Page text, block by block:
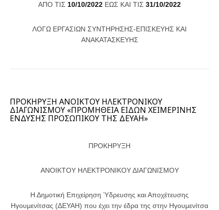
ΑΠΟ ΤΙΣ 10/10/2022 ΕΩΣ ΚΑΙ ΤΙΣ 31/10/2022
ΛΟΓΩ ΕΡΓΑΣΙΩΝ ΣΥΝΤΗΡΗΣΗΣ-ΕΠΙΣΚΕΥΗΣ ΚΑΙ
ΑΝΑΚΑΤΑΣΚΕΥΗΣ
ΠΡΟΚΗΡΥΞΗ ΑΝΟΙΚΤΟΥ ΗΛΕΚΤΡΟΝΙΚΟΥ
ΔΙΑΓΩΝΙΣΜΟΥ «ΠΡΟΜΗΘΕΙΑ ΕΙΔΩΝ ΧΕΙΜΕΡΙΝΗΣ
ΕΝΔΥΣΗΣ ΠΡΟΣΩΠΙΚΟΥ ΤΗΣ ΔΕΥΑΗ»
ΠΡΟΚΗΡΥΞΗ
ΑΝΟΙΚΤΟΥ ΗΛΕΚΤΡΟΝΙΚΟΥ ΔΙΑΓΩΝΙΣΜΟΥ
Η Δημοτική Επιχείρηση Ύδρευσης και Αποχέτευσης
Ηγουμενίτσας (ΔΕΥΑΗ) που έχει την έδρα της στην Ηγουμενίτσα